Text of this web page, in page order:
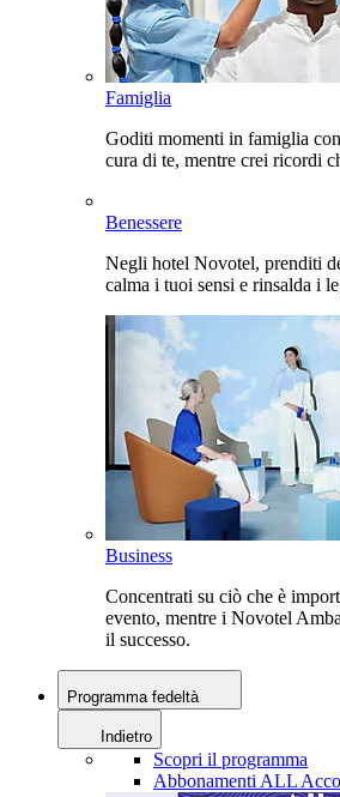
Famiglia
Goditi momenti in famiglia
cura di te, mentre crei ricordi
Benessere
Negli hotel Novotel, prenditi
calma i tuoi sensi e rinsalda i
Business
Concentrati su ciò che è
evento, mentre i Novotel
il successo.
Programma fedeltà
Indietro
Scopri il programma
Abbonamenti ALL